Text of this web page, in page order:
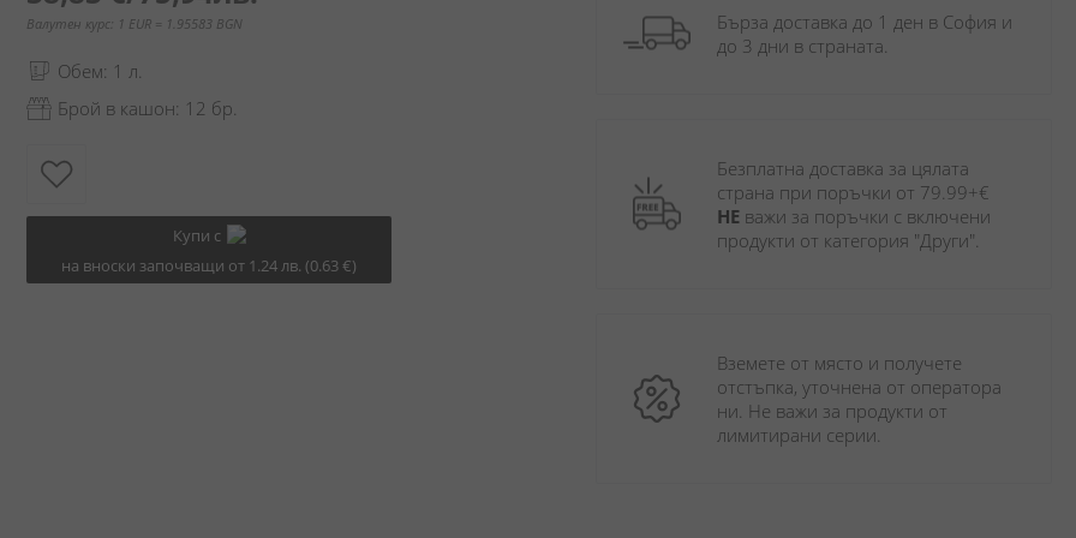
Валутен курс: 1 EUR = 1.95583 BGN
Обем: 1 л.
Брой в кашон: 12 бр.
Купи с
на вноски започващи от 1.24 лв. (0.63 €)
Бърза доставка до 1 ден в София и
до 3 дни в страната.
Безплатна доставка за цялата
НЕ важи за поръчки с включени
продукти от категория "Други".
Вземете от място и получете
отстъпка, уточнена от оператора
ни. Не важи за продукти от
лимитирани серии.